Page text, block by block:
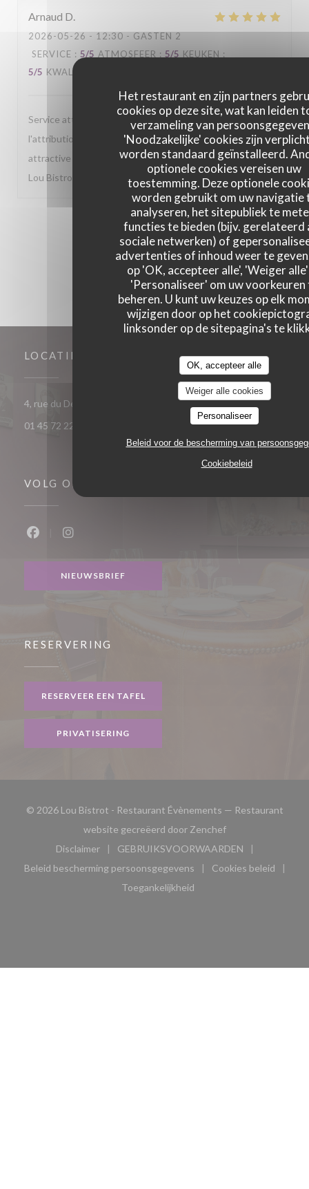
Het restaurant en zijn partners
cookies op deze site, wat kan leiden
verzameling van
'Noodzakelijke' cookies zijn
worden standaard geïnstalleerd.
optionele cookies vereisen uw
toestemming. Deze optionele
worden gebruikt om uw navigatie
analyseren, het sitepubliek te
functies te bieden (bijv. gerelateerd
sociale netwerken) of
advertenties of inhoud weer te
op 'OK, accepteer alle', 'Weiger
'Personaliseer' om uw voorkeuren
beheren. U kunt uw keuzes op elk
wijzigen door op het
linksonder op de sitepagina's te
OK, accepteer alle
Weiger alle cookies
Personaliseer
Beleid voor de bescherming van
Cookiebeleid
Arnaud D
2026-05-26 - 12:30 - GASTEN 2
SERVICE : 5/5 ATMOSFEER : 5/5 KEUKEN :
5/5 KWALITEIT / PRIJS
Service attentionné et très sympa tout le long, de
l'attribution d'une table à l'accueil et aus service. Carte
attractive et cuisine fine. Toujours un plaisir de venir chez
Lou Bistrot.
2 3
LOCATIE
4, rue du Débarcadère 75017 Paris
((opent in een nieuw venster))
01 45 72 22 55
VOLG ONS
NIEUWSBRIEF
RESERVERING
RESERVEER EEN TAFEL
PRIVATISERING
© 2026 Lou Bistrot - Restaurant Évènements — Restaurant
website gecreëerd door Zenchef((opent in een
Disclaimer
((opent in een nieuw venster))
GEBRUIKSVOORWAARDEN
((opent in een nieuw
Beleid bescherming persoonsgegevens
((opent in een nieuw venster))
Cookies beleid
((opent in
Toegankelijkheid
((opent in een nieuw venster))